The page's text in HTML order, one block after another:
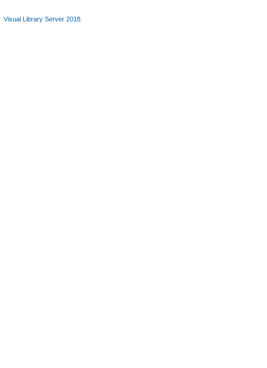
Visual Library Server 2018